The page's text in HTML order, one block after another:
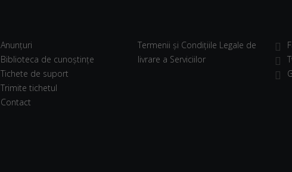
Anunțuri
Biblioteca de cunoștințe
Tichete de suport
Trimite tichetul
Contact
Termenii și Condițiile Legale de
livrare a Serviciilor